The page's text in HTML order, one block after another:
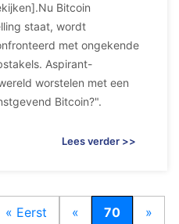
Bitcoin
staat, wordt
met ongekende
Aspirant-
worstelen met een
Bitcoin?".
Lees verder >>
« Eerst « 70 »